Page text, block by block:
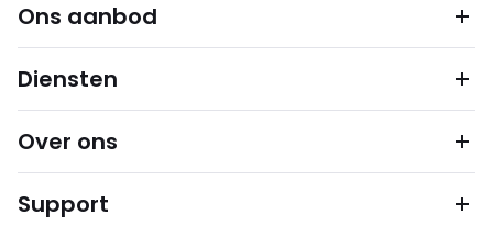
Ons aanbod
Diensten
Over ons
Support